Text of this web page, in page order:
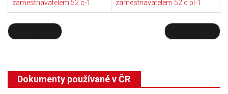
Dokumenty používané v ČR